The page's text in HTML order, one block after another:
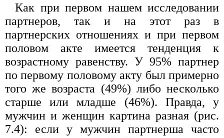
Как при первом нашем исследовании
партнеров, так и на этот раз в
партнерских отношениях и при первом
половом акте имеется тенденция к
возрастному равенству. У 95% партнер
по первому половому акту был примерно
того же возраста (49%) либо несколько
старше или младше (46%). Правда, у
мужчин и женщин картина разная (рис.
7.4): если у мужчин партнерша часто